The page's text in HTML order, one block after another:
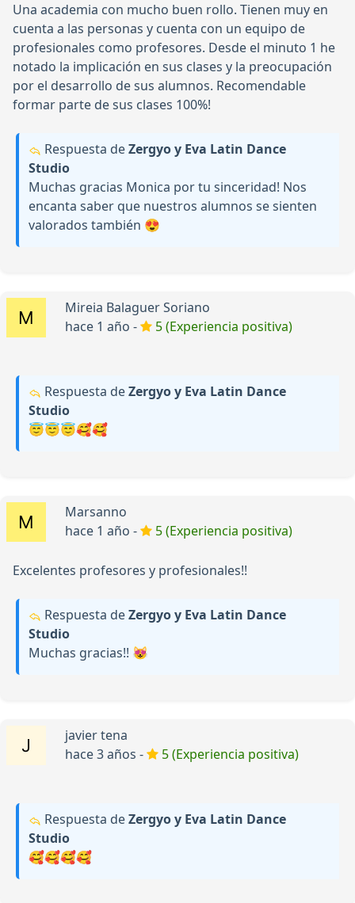
Una academia con mucho buen rollo. Tienen muy en
cuenta a las personas y cuenta con un equipo de
profesionales como profesores. Desde el minuto 1 he
notado la implicación en sus clases y la preocupación
por el desarrollo de sus alumnos. Recomendable
formar parte de sus clases 100%!
Respuesta deZergyo y Eva Latin Dance
Studio
Muchas gracias Monica por tu sinceridad! Nos
encanta saber que nuestros alumnos se sienten
valorados también 😍
Mireia Balaguer Soriano
hace 1 año -
5 (Experiencia positiva)
Respuesta deZergyo y Eva Latin Dance
Studio
😇😇😇🥰🥰
Marsanno
hace 1 año -
5 (Experiencia positiva)
Excelentes profesores y profesionales!!
Respuesta deZergyo y Eva Latin Dance
Studio
Muchas gracias!! 😻
javier tena
hace 3 años -
5 (Experiencia positiva)
Respuesta deZergyo y Eva Latin Dance
Studio
🥰🥰🥰🥰